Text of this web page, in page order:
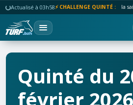
Actualisé à 03h58⚡ CHALLENGE QUINTÉ : la
Quinté du
février